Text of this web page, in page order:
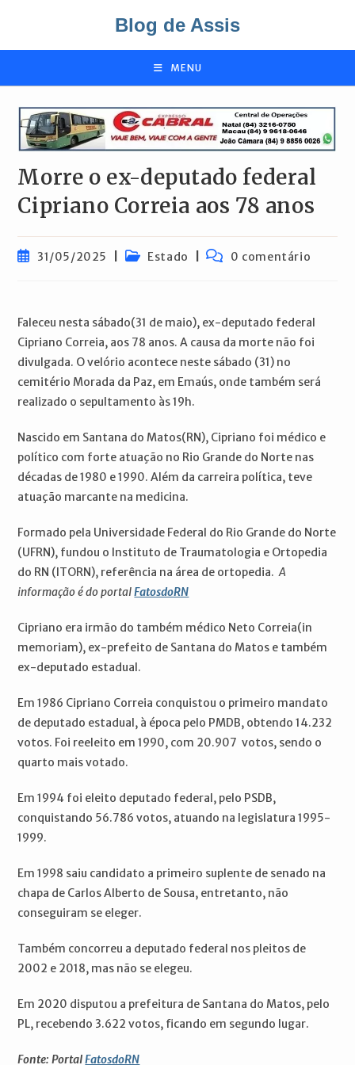
o
Blog de Assis
MENU
Morre o ex-deputado federal
Cipriano Correia aos 78 anos
Post31/05/2025
Categoria
Estado
Comentários
0 comentário
Faleceu nesta sábado(31 de maio), ex-deputado federal
Cipriano Correia, aos 78 anos. A causa da morte não foi
divulgada. O velório acontece neste sábado (31) no
cemitério Morada da Paz, em Emaús, onde também será
realizado o sepultamento às 19h.
Nascido em Santana do Matos(RN), Cipriano foi médico e
político com forte atuação no Rio Grande do Norte nas
décadas de 1980 e 1990. Além da carreira política, teve
atuação marcante na medicina.
Formado pela Universidade Federal do Rio Grande do Norte
(UFRN), fundou o Instituto de Traumatologia e Ortopedia
do RN (ITORN), referência na área de ortopedia.A
informação é do portalFatosdoRN
Cipriano era irmão do também médico Neto Correia(in
memoriam), ex-prefeito de Santana do Matos e também
ex-deputado estadual.
Em 1986 Cipriano Correia conquistou o primeiro mandato
de deputado estadual, à época pelo PMDB, obtendo 14.232
votos. Foi reeleito em 1990, com 20.907 votos, sendo o
quarto mais votado.
Em 1994 foi eleito deputado federal, pelo PSDB,
conquistando 56.786 votos, atuando na legislatura 1995-
1999.
Em 1998 saiu candidato a primeiro suplente de senado na
chapa de Carlos Alberto de Sousa, entretanto, não
conseguiram se eleger.
Também concorreu a deputado federal nos pleitos de
2002 e 2018, mas não se elegeu.
Em 2020 disputou a prefeitura de Santana do Matos, pelo
PL, recebendo 3.622 votos, ficando em segundo lugar.
Fonte: PortalFatosdoRN